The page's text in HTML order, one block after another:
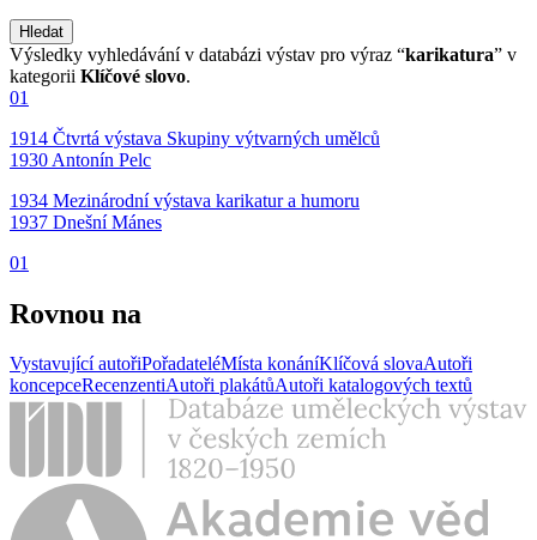
Výsledky vyhledávání v databázi výstav pro výraz “karikatura” v
kategorii Klíčové slovo.
01
1914 Čtvrtá výstava Skupiny výtvarných umělců
1930 Antonín Pelc
1934 Mezinárodní výstava karikatur a humoru
1937 Dnešní Mánes
01
Rovnou na
Vystavující autořiPořadateléMísta konáníKlíčová slovaAutoři
koncepceRecenzentiAutoři plakátůAutoři katalogových textů